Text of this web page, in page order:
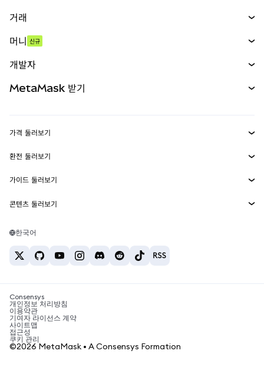
거래
무기한 선물
실물자산
머니 신규
개발자
MetaMask Connect
Snaps
웹3 서비스
MetaMask 받기
보안
고객 지원
채용
가격 둘러보기
이더리움 가격
솔라나 가격
테더 가격
환전 둘러보기
ETH를 USD로 환전
USDT를 INR로 환전
BTC를 INR로 환전
ETH를 USDT로 환전
가이드 둘러보기
ETH 매수
USDT 매수
SHIB 매수
BNB 매수
콘텐츠 둘러보기
솔라나 지갑
암호화폐 세금 뉴스
암호화폐 매수 방법
비트코인 매도 방법
한국어
Consensys
개인정보 처리방침
이용약관
기여자 라이선스 계약
사이트맵
접근성
쿠키 관리
©2026 MetaMask • A Consensys Formation